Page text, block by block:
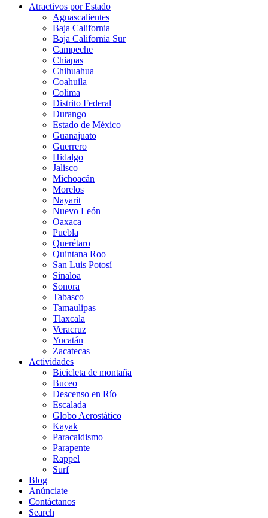
Atractivos por Estado
Aguascalientes
Baja California
Baja California Sur
Campeche
Chiapas
Chihuahua
Coahuila
Colima
Distrito Federal
Durango
Estado de México
Guanajuato
Guerrero
Hidalgo
Jalisco
Michoacán
Morelos
Nayarit
Nuevo León
Oaxaca
Puebla
Querétaro
Quintana Roo
San Luis Potosí
Sinaloa
Sonora
Tabasco
Tamaulipas
Tlaxcala
Veracruz
Yucatán
Zacatecas
Actividades
Bicicleta de montaña
Buceo
Descenso en Río
Escalada
Globo Aerostático
Kayak
Paracaidismo
Parapente
Rappel
Surf
Blog
Anúnciate
Contáctanos
Search